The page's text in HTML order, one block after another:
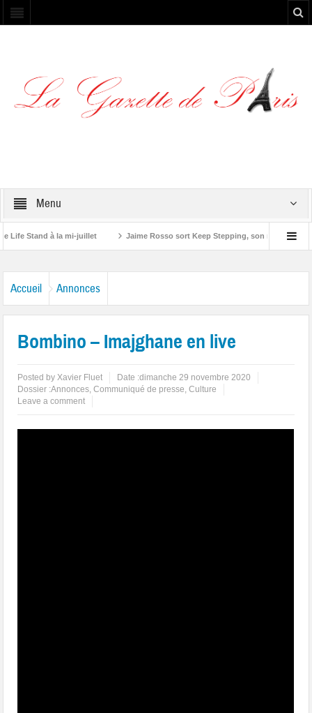
Menu
Stand à la mi-juillet Jaime Rosso sort Keep Stepping, son nouvel EP
Accueil Annonces
Bombino – Imajghane en live
Posted byXavier Fluet Date :dimanche 29 novembre 2020
Dossier :Annonces,Communiqué de presse,Culture
Leave a comment